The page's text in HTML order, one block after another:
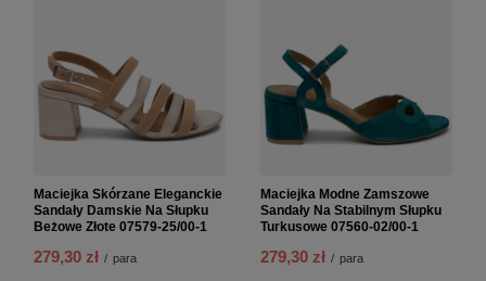
Maciejka Skórzane Eleganckie
Sandały Damskie Na Słupku
Beżowe Złote 07579-25/00-1
279,30 zł / para
Maciejka Modne Zamszowe
Sandały Na Stabilnym Słupku
Turkusowe 07560-02/00-1
279,30 zł / para